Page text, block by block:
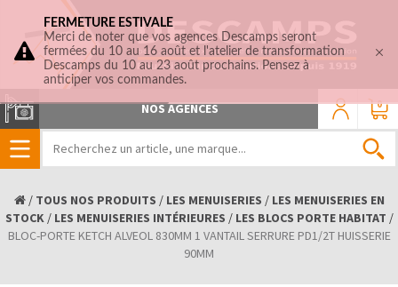
0
NOS AGENCES
/ TOUS NOS PRODUITS / LES MENUISERIES / LES MENUISERIES EN
STOCK/ LES MENUISERIES INTÉRIEURES / LES BLOCS PORTE HABITAT /
BLOC-PORTE KETCH ALVEOL 830MM 1 VANTAIL SERRURE PD1/2T HUISSERIE
90MM
FERMETURE ESTIVALE
Merci de noter que vos agences Descamps seront
fermées du 10 au 16 août et l'atelier de transformation
Descamps du 10 au 23 août prochains. Pensez à
anticiper vos commandes.